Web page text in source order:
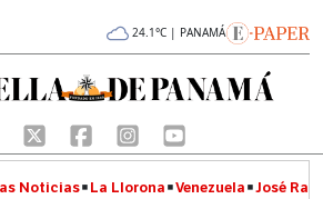
24.1°C | PANAMÁ
Noticias La Llorona Venezuela José